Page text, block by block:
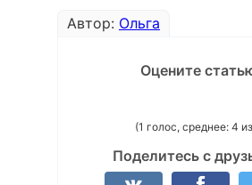
Автор: Ольга
Оцените
(1 голос, среднее: 4
Поделитесь с